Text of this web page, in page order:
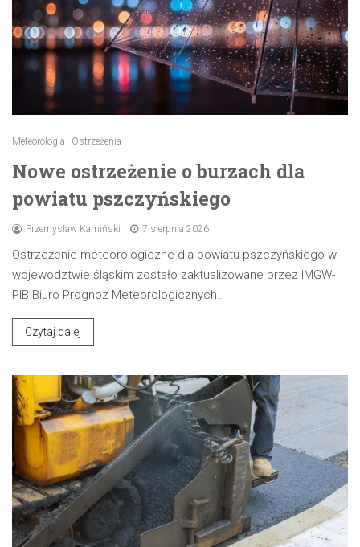
Meteorologia Ostrzeżenia
Nowe ostrzeżenie o burzach dla
powiatu pszczyńskiego
Przemysław Kamiński 7 sierpnia 2026
Ostrzeżenie meteorologiczne dla powiatu pszczyńskiego w
województwie śląskim zostało zaktualizowane przez IMGW-
PIB Biuro Prognoz Meteorologicznych…
Czytaj dalej